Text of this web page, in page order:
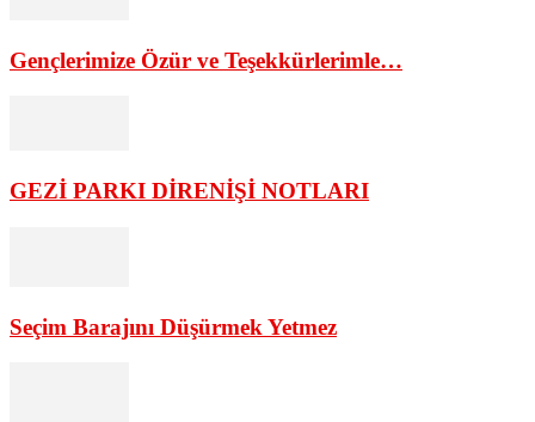
Gençlerimize Özür ve Teşekkürlerimle…
GEZİ PARKI DİRENİŞİ NOTLARI
Seçim Barajını Düşürmek Yetmez